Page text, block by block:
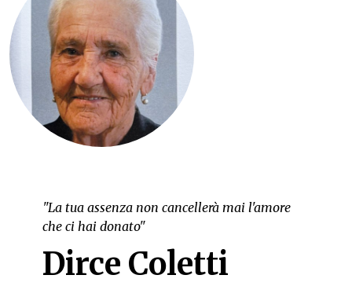
"La tua assenza non cancellerà mai l'amore
che ci hai donato"
Dirce Coletti